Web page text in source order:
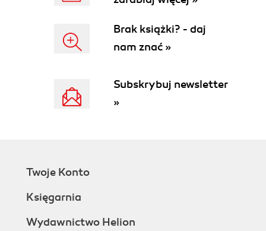
No i wreszcie grupowanie, klasy oraz ID! (68)
Tematyka lekcji (72)
Konfigurowanie serwisu w programie
Obsługa ekranu powitalnego (76)
Wybór szablonu CSS (77)
Wstawianie elementów graficznych (81)
Zmiana koloru, kroju i wielkości czcionek (88)
Wyświetlanie podglądu strony w widoku
Brak książki? - daj
nam znać »
Subskrybuj newsletter
»
Twoje Konto
Księgarnia
Wydawnictwo Helion